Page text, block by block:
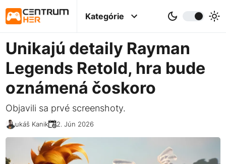
Kategórie
Unikajú detaily Rayman
Legends Retold, hra bude
oznámená čoskoro
Objavili sa prvé screenshoty.
Lukáš Kanik 02. Jún 2026